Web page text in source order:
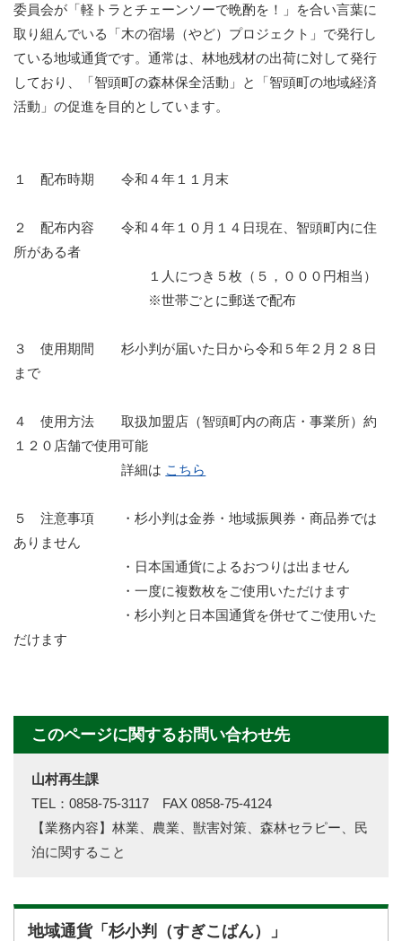
委員会が「軽トラとチェーンソーで晩酌を！」を合い言葉に
取り組んでいる「木の宿場（やど）プロジェクト」で発行し
ている地域通貨です。通常は、林地残材の出荷に対して発行
しており、「智頭町の森林保全活動」と「智頭町の地域経済
活動」の促進を目的としています。
１ 配布時期 令和４年１１月末
２ 配布内容 令和４年１０月１４日現在、智頭町内に住
所がある者
１人につき５枚（５，０００円相当）
※世帯ごとに郵送で配布
３ 使用期間 杉小判が届いた日から令和５年２月２８日
まで
４ 使用方法 取扱加盟店（智頭町内の商店・事業所）約
１２０店舗で使用可能
詳細は こちら
５ 注意事項 ・杉小判は金券・地域振興券・商品券では
ありません
・日本国通貨によるおつりは出ません
・一度に複数枚をご使用いただけます
・杉小判と日本国通貨を併せてご使用いた
だけます
このページに関するお問い合わせ先
山村再生課
TEL：0858-75-3117 FAX 0858-75-4124
【業務内容】林業、農業、獣害対策、森林セラピー、民
泊に関すること
地域通貨「杉小判（すぎこばん）」